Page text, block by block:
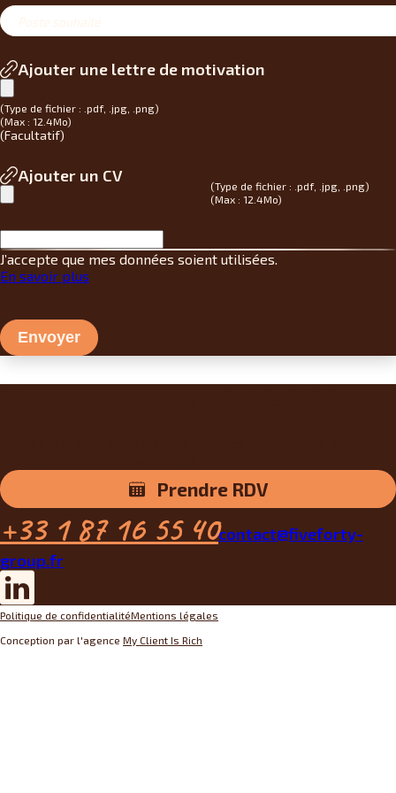
Ajouter une lettre de motivation
(Type de fichier : .pdf, .jpg, .png)
(Max : 12.4Mo)
(Facultatif)
Ajouter un CV
(Type de fichier : .pdf, .jpg, .png)
(Max : 12.4Mo)
J’accepte que mes données soient utilisées.
En savoir plus
Envoyer
Prendre RDV
+33 1 87 16 55 40contact@fiveforty-
group.fr
Politique de confidentialitéMentions légales
Conception par l'agence My Client Is Rich